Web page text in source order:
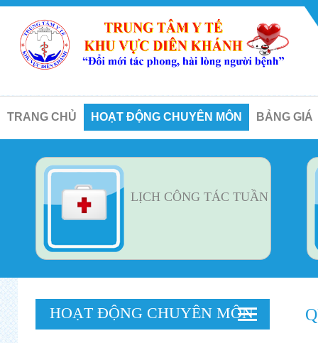
TRANG CHỦ HOẠT ĐỘNG CHUYÊN MÔN BẢNG GIÁ
LỊCH CÔNG TÁC TUẦN
HOẠT ĐỘNG CHUYÊN MÔN